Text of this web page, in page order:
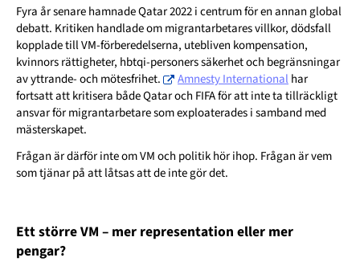
Fyra år senare hamnade Qatar 2022 i centrum för en annan global
debatt. Kritiken handlade om migrantarbetares villkor, dödsfall
kopplade till VM-förberedelserna, utebliven kompensation,
kvinnors rättigheter, hbtqi-personers säkerhet och begränsningar
av yttrande- och mötesfrihet.
Amnesty International har
fortsatt att kritisera både Qatar och FIFA för att inte ta tillräckligt
ansvar för migrantarbetare som exploaterades i samband med
mästerskapet.
Frågan är därför inte om VM och politik hör ihop. Frågan är vem
som tjänar på att låtsas att de inte gör det.
Ett större VM – mer representation eller mer
pengar?